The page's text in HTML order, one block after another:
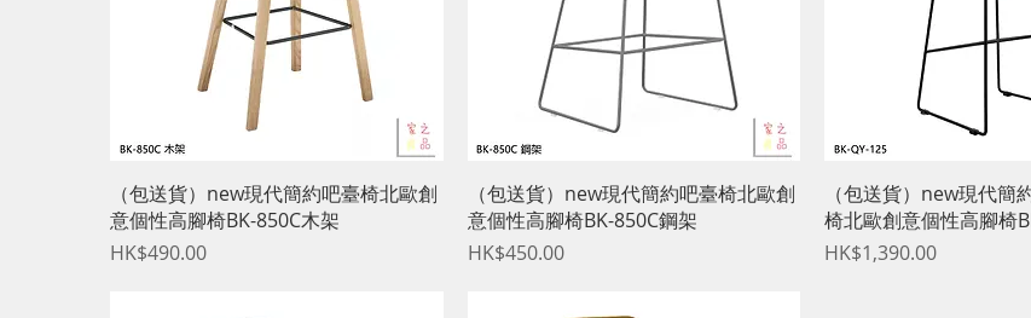
快速瀏覽
（包送貨）new現代簡約吧臺椅北歐創
意個性高腳椅BK-850C木架
價格
HK$490.00
快速瀏覽
（包送貨）new現代簡約吧臺椅北歐創
意個性高腳椅BK-850C鋼架
價格
HK$450.00
快速瀏覽
（包送貨）new現代簡
椅北歐創意個性高腳椅
價格
HK$1,390.00